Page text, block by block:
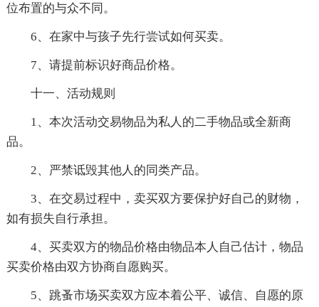
位布置的与众不同。
6、在家中与孩子先行尝试如何买卖。
7、请提前标识好商品价格。
十一、活动规则
1、本次活动交易物品为私人的二手物品或全新商
品。
2、严禁诋毁其他人的同类产品。
3、在交易过程中，卖买双方要保护好自己的财物，
如有损失自行承担。
4、买卖双方的物品价格由物品本人自己估计，物品
买卖价格由双方协商自愿购买。
5、跳蚤市场买卖双方应本着公平、诚信、自愿的原